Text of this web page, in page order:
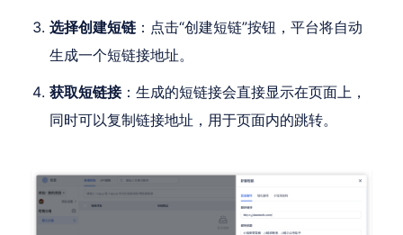
选择创建短链 ：点击“创建短链”按钮，平台将自动
生成一个短链接地址。
获取短链接：生成的短链接会直接显示在页面上，
同时可以复制链接地址，用于页面内的跳转。